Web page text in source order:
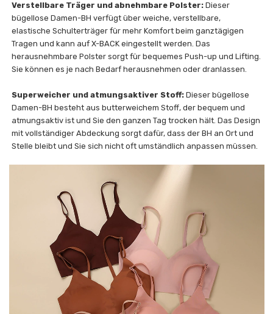
Verstellbare Träger und abnehmbare Polster: Dieser
bügellose Damen-BH verfügt über weiche, verstellbare,
elastische Schulterträger für mehr Komfort beim ganztägigen
Tragen und kann auf X-BACK eingestellt werden. Das
herausnehmbare Polster sorgt für bequemes Push-up und Lifting.
Sie können es je nach Bedarf herausnehmen oder dranlassen.
Superweicher und atmungsaktiver Stoff: Dieser bügellose
Damen-BH besteht aus butterweichem Stoff, der bequem und
atmungsaktiv ist und Sie den ganzen Tag trocken hält. Das Design
mit vollständiger Abdeckung sorgt dafür, dass der BH an Ort und
Stelle bleibt und Sie sich nicht oft umständlich anpassen müssen.